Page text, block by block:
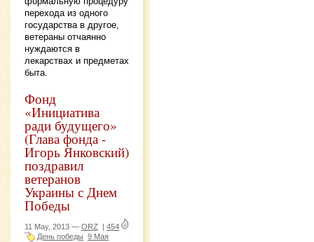
перехода из одного
государства в другое,
ветераны отчаянно
нуждаются в
лекарствах и предметах
быта.
Фонд
«Инициатива
ради будущего»
(Глава фонда -
Игорь Янковский)
поздравил
ветеранов
Украины с Днем
Победы
11 May, 2013 — ORZ | 454
День победы 9 Мая